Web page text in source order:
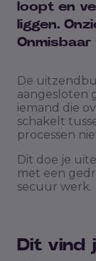
loopt en
liggen.
Onmisbaar
De
aangesloten
iemand die
schakelt
processen
Dit doe je
met een
secuur werk.
Dit vind